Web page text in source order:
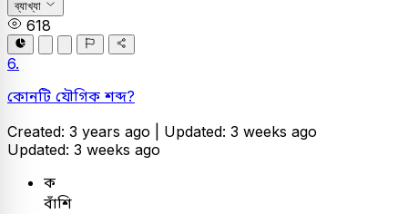
ব্যাখ্যা
618
6.
কোনটি যৌগিক শব্দ?
Created: 3 years ago | Updated: 3 weeks ago
Updated: 3 weeks ago
ক
বাঁশি